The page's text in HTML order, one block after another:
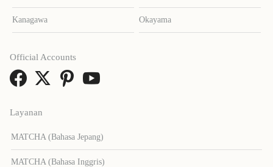
Kanagawa Okayama
Layanan
MATCHA (Bahasa Jepang)
MATCHA (Bahasa Inggris)
Official Accounts